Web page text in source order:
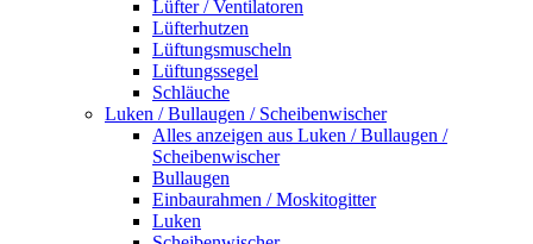
Lüfter / Ventilatoren
Lüfterhutzen
Lüftungsmuscheln
Lüftungssegel
Schläuche
Luken / Bullaugen / Scheibenwischer
Alles anzeigen aus Luken / Bullaugen /
Scheibenwischer
Bullaugen
Einbaurahmen / Moskitogitter
Luken